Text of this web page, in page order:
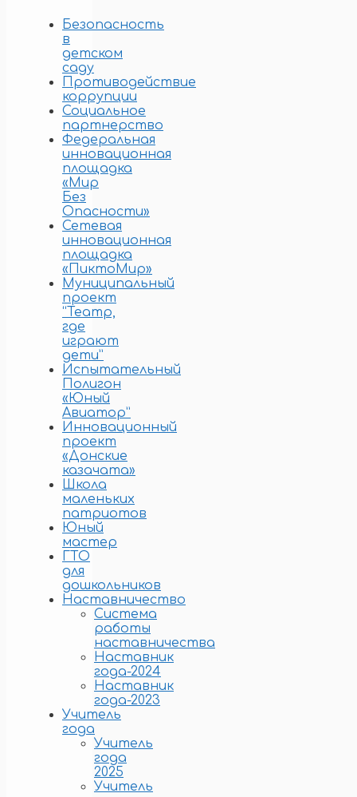
Безопасность
в
детском
саду
Противодействие
коррупции
Социальное
партнерство
Федеральная
инновационная
площадка
«Мир
Без
Опасности»
Сетевая
инновационная
площадка
«ПиктоМир»
Муниципальный
проект
“Театр,
где
играют
дети”
Испытательный
Полигон
«Юный
Авиатор”
Инновационный
проект
«Донские
казачата»
Школа
маленьких
патриотов
Юный
мастер
ГТО
для
дошкольников
Наставничество
Система
работы
наставничества
Наставник
года-2024
Наставник
года-2023
Учитель
года
Учитель
года
2025
Учитель